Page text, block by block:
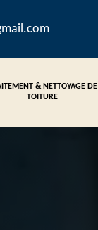
& NETTOYAGE DE
TOITURE